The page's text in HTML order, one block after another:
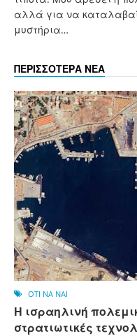
αλλά για να
μυστήρια…
ΠΕΡΙΣΣΟΤΕΡΑ ΝΕΑ
OTI NA NAI
Η ισραηλινή
στρατιωτικές